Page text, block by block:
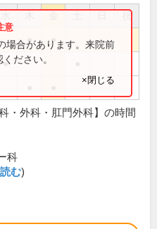
祝
● ●
●
場合があります。来院前
ださい。
×閉じる
・外科・肛門外科】の時間
科
む)